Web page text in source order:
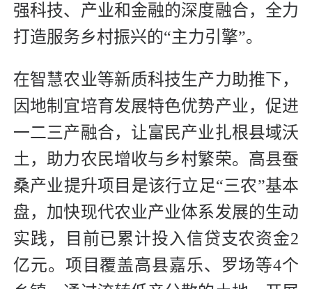
强科技、产业和金融的深度融合，全力
打造服务乡村振兴的“主力引擎”。
在智慧农业等新质科技生产力助推下，
因地制宜培育发展特色优势产业，促进
一二三产融合，让富民产业扎根县域沃
土，助力农民增收与乡村繁荣。高县蚕
桑产业提升项目是该行立足“三农”基本
盘，加快现代农业产业体系发展的生动
实践，目前已累计投入信贷支农资金2
亿元。项目覆盖高县嘉乐、罗场等4个